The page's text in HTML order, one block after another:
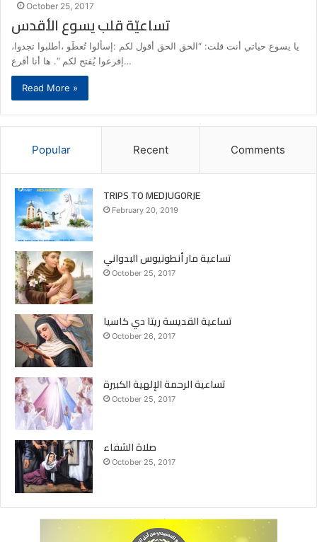
October 25, 2017
تساعيّة قلب يسوع الأقدس
يا يسوع حياتي أنت قلت: “الحق الحق أقول لكم :إسألوا تُعطَو ،أطلبوا تجدوا،
إقرعوا يُفتح لكم “. ها أنا أقرع…
Read More »
Popular Recent Comments
TRIPS TO MEDJUGORJE
February 20, 2019
تساعية مار أنطونيوس البدواني
October 25, 2017
تساعية القديسة ريتا دي كاسيا
October 26, 2017
تساعية الرحمة الإلهية الكبيرة
October 25, 2017
صلاة الشفاء
October 25, 2017